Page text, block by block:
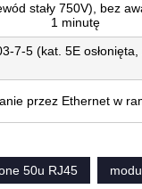
stały 750V), bez
1 minutę
7-5 (kat. 5E osłonięta,
przez Ethernet w
50u RJ45